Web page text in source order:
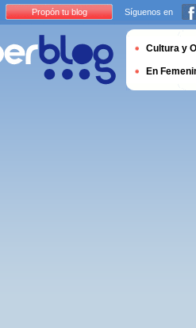
Propón tu blog Síguenos en
Cultura y
En